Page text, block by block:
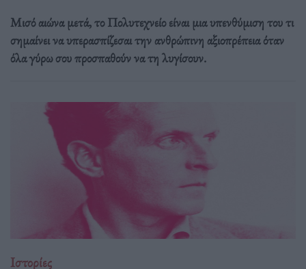
Μισό αιώνα μετά, το Πολυτεχνείο είναι μια υπενθύμιση του τι
σημαίνει να υπερασπίζεσαι την ανθρώπινη αξιοπρέπεια όταν
όλα γύρω σου προσπαθούν να τη λυγίσουν.
Ιστορίες